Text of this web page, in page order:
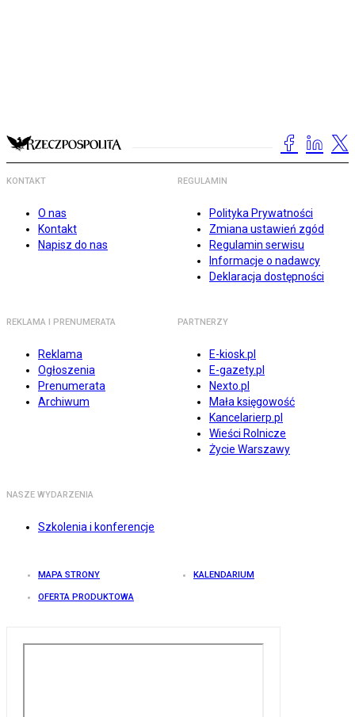
KONTAKT
O nas
Kontakt
Napisz do nas
REGULAMIN
Polityka Prywatności
Zmiana ustawień zgód
Regulamin serwisu
Informacje o nadawcy
Deklaracja dostępności
REKLAMA I PRENUMERATA
Reklama
Ogłoszenia
Prenumerata
Archiwum
PARTNERZY
E-kiosk.pl
E-gazety.pl
Nexto.pl
Mała księgowość
Kancelarierp.pl
Wieści Rolnicze
Życie Warszawy
NASZE WYDARZENIA
Szkolenia i konferencje
MAPA STRONY KALENDARIUM
OFERTA PRODUKTOWA